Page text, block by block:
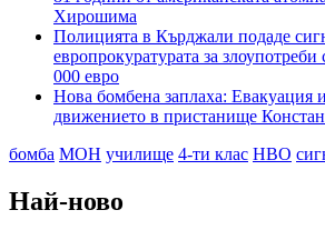
Хирошима
Полицията в Кърджали подаде
европрокуратурата за
000 евро
Нова бомбена заплаха: Евакуация
движението в пристанище
бомба МОН училище 4-ти клас НВО
Най-ново